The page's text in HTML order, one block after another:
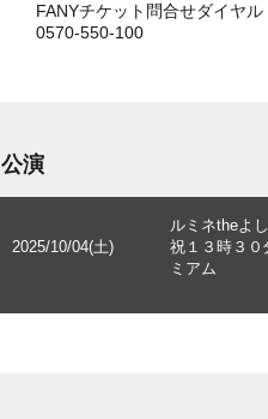
FANYチケット問合せダイヤル
0570-550-100
公演
2025/10/04(土)
ルミネtheよ
祝１３時３０
ミアム